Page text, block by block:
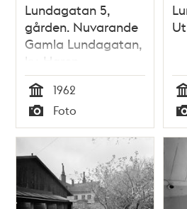
Lundagatan 5,
gården. Nuvarande
Gamla Lundagatan,
kv. Haren
Tid
1962
Typ
Foto Tid